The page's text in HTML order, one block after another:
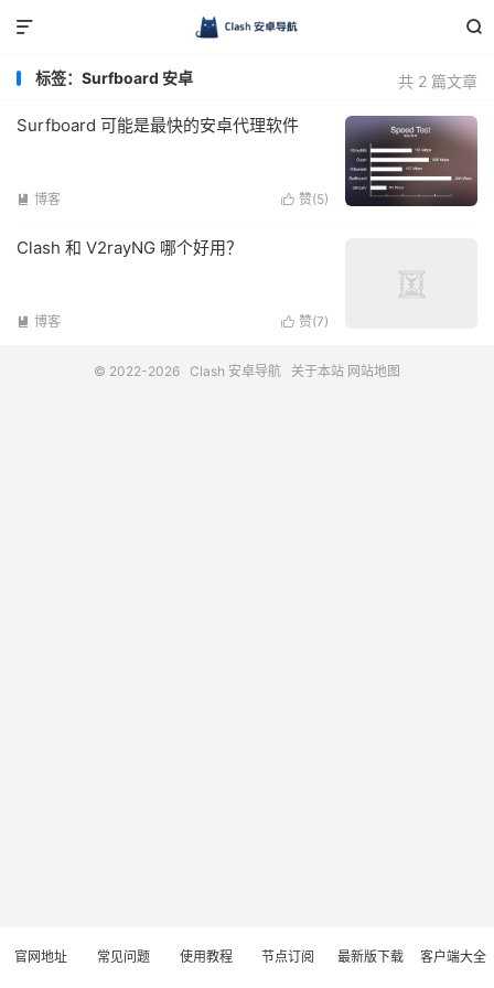


共 2 篇文章
标签：Surfboard 安卓
Surfboard 可能是最快的安卓代理软件
 赞(5)
 博客
Clash 和 V2rayNG 哪个好用？
 赞(7)
 博客
© 2022-2026 Clash 安卓导航 关于本站 网站地图
官网地址 常见问题 使用教程 节点订阅 最新版下载 客户端大全